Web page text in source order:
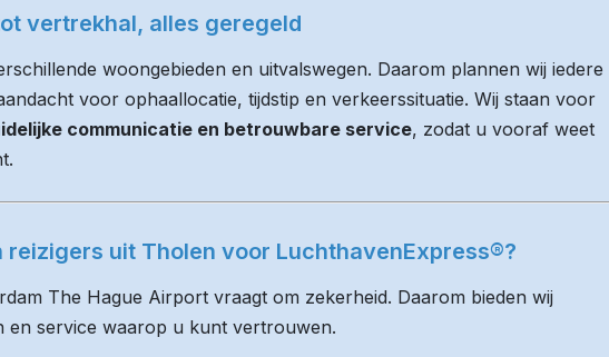
vertrekhal, alles geregeld
woongebieden en uitvalswegen. Daarom plannen wij iedere
voor ophaallocatie, tijdstip en verkeerssituatie. Wij staan voor
communicatie en betrouwbare service, zodat u vooraf weet
reizigers uit Tholen voor LuchthavenExpress®?
The Hague Airport vraagt om zekerheid. Daarom bieden wij
en service waarop u kunt vertrouwen.